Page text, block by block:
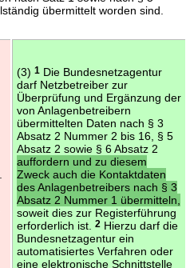
übermittelt worden sind.
(3) 1Die Bundesnetzagentur
darf Netzbetreiber zur
Überprüfung und Ergänzung der
von Anlagenbetreibern
übermittelten Daten nach § 3
Absatz 2 Nummer 2 bis 16, § 5
Absatz 2 sowie § 6 Absatz 2
auffordern und zu diesem
Zweck auch die Kontaktdaten
des Anlagenbetreibers nach § 3
Absatz 2 Nummer 1 übermitteln,
soweit dies zur Registerführung
erforderlich ist.
2Hierzu darf die
Bundesnetzagentur ein
automatisiertes Verfahren oder
eine elektronische Schnittstelle